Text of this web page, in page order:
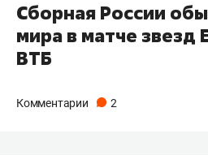
Сборная России
мира в матче звезд
ВТБ
Комментарии 2